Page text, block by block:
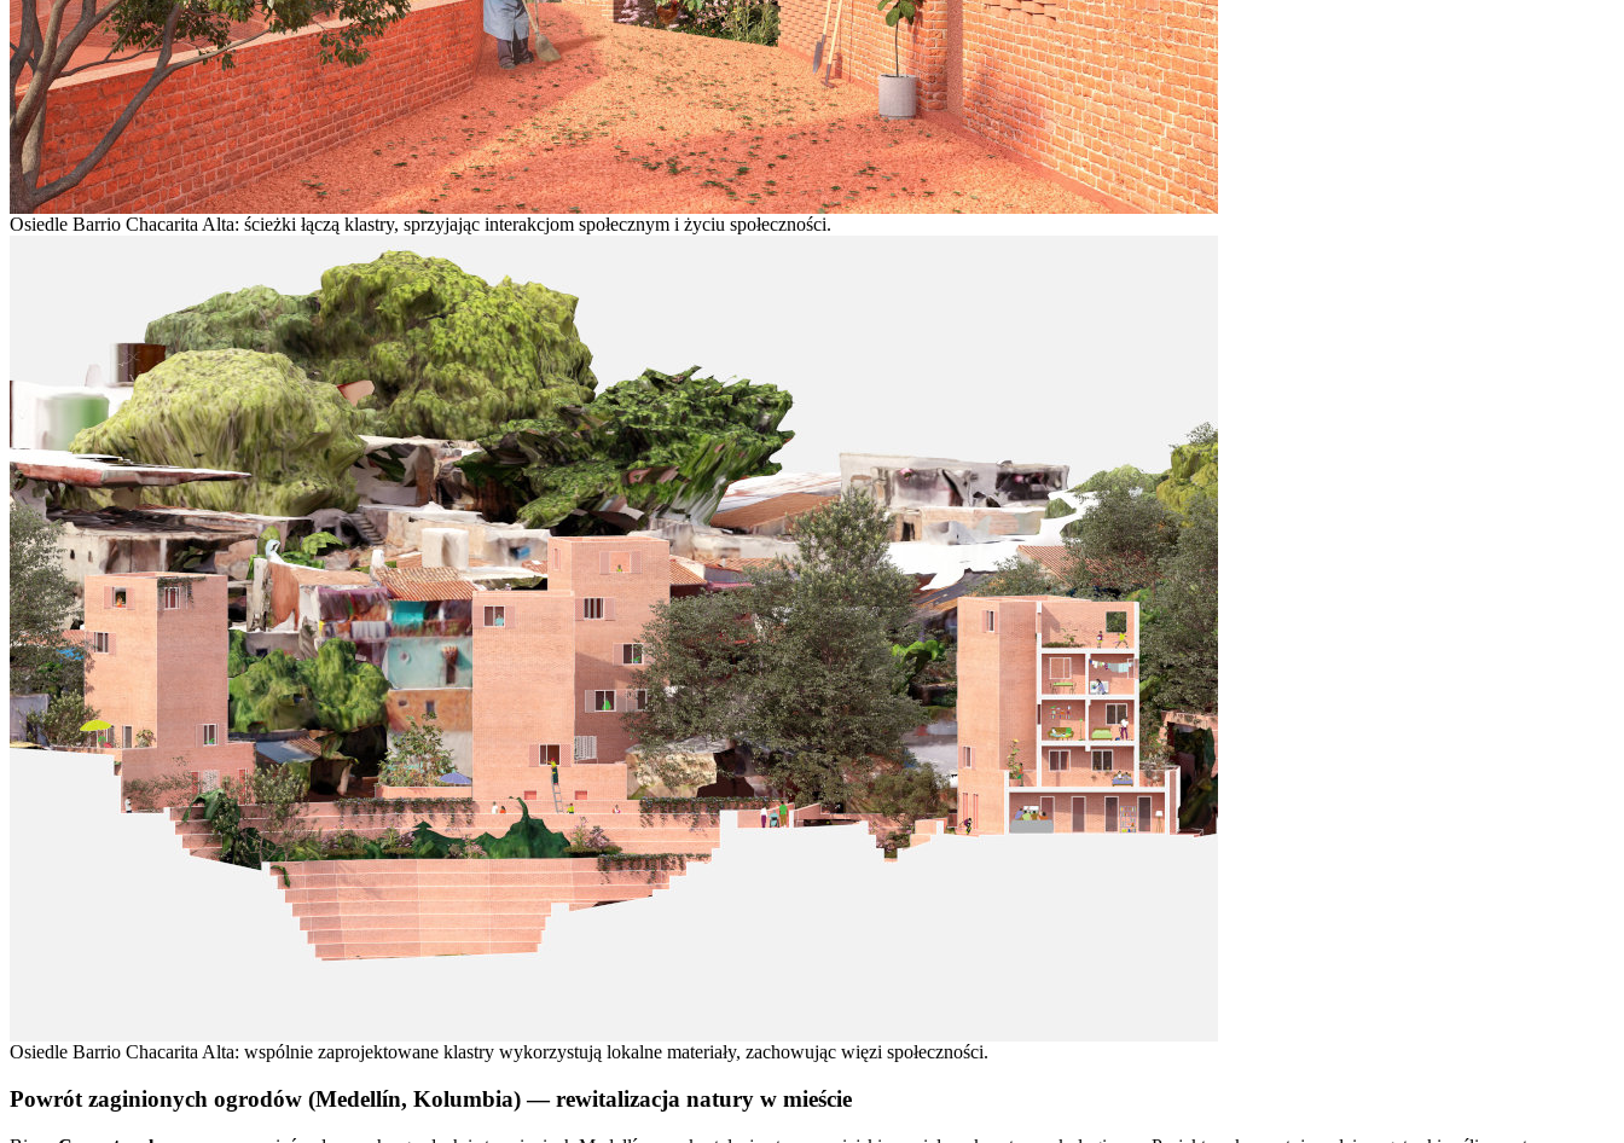
Osiedle Barrio Chacarita Alta: ścieżki łączą klastry, sprzyjając interakcjom społecznym i życiu społeczności.
Osiedle Barrio Chacarita Alta: wspólnie zaprojektowane klastry wykorzystują lokalne materiały, zachowując więzi społeczności.
Powrót zaginionych ogrodów (Medellín, Kolumbia) — rewitalizacja natury w mieście